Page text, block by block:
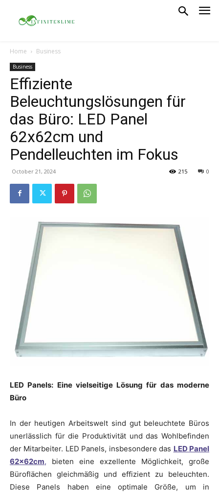
Home Business
Business
Effiziente
Beleuchtungslösungen für
das Büro: LED Panel
62x62cm und
Pendelleuchten im Fokus
October 21, 2024 0
215
LED Panels: Eine vielseitige Lösung für das moderne
Büro
In der heutigen Arbeitswelt sind gut beleuchtete Büros
unerlässlich für die Produktivität und das Wohlbefinden
der Mitarbeiter. LED Panels, insbesondere das LED Panel
62x62cm, bieten eine exzellente Möglichkeit, große
Büroflächen gleichmäßig und effizient zu beleuchten.
Diese Panels haben eine optimale Größe, um in